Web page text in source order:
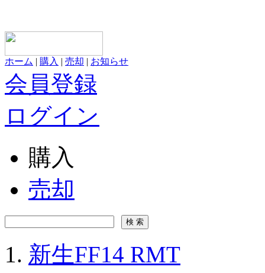
ホーム | 購入 | 売却 | お知らせ
会員登録
ログイン
購入
売却
新生FF14 RMT